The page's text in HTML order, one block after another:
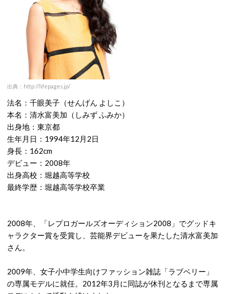
出典：http://lifepages.jp/
法名：千眼美子（せんげん よしこ）
本名：清水富美加（しみず ふみか）
出身地：東京都
生年月日：1994年12月2日
身長：162cm
デビュー：2008年
出身高校：堀越高等学校
最終学歴：堀越高等学校卒業
2008年、「レプロガールズオーディション2008」でグッドキ
ャラクター賞を受賞し、芸能界デビューを果たした清水富美加
さん。
2009年、女子小中学生向けファッション雑誌「ラブベリー」
の専属モデルに就任。2012年3月に同誌が休刊となるまで専属